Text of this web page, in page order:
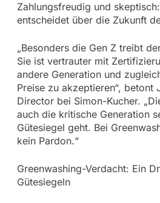
Zahlungsfreudig und
entscheidet über die Zukunft
„Besonders die Gen Z treibt
Sie ist vertrauter mit
andere Generation und
Preise zu akzeptieren“, betont
Director bei Simon-Kucher.
auch die kritische Generation
Gütesiegel geht. Bei
kein Pardon.“
Greenwashing-Verdacht: Ein
Gütesiegeln